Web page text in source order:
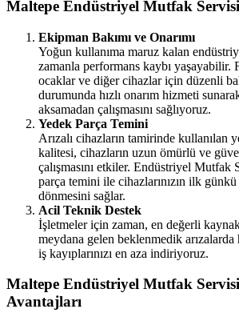
Maltepe Endüstriyel Mutfak
Ekipman Bakımı ve Onarımı
Yoğun kullanıma maruz kalan
zamanla performans kaybı yaşayabilir.
ocaklar ve diğer cihazlar için düzenli
durumunda hızlı onarım hizmeti
aksamadan çalışmasını sağlıyoruz.
Yedek Parça Temini
Arızalı cihazların tamirinde kullanılan
kalitesi, cihazların uzun ömürlü ve
çalışmasını etkiler. Endüstriyel
parça temini ile cihazlarınızın ilk günkü
dönmesini sağlar.
Acil Teknik Destek
İşletmeler için zaman, en değerli
meydana gelen beklenmedik arızalarda
iş kayıplarınızı en aza indiriyoruz.
Maltepe Endüstriyel Mutfak
Avantajları